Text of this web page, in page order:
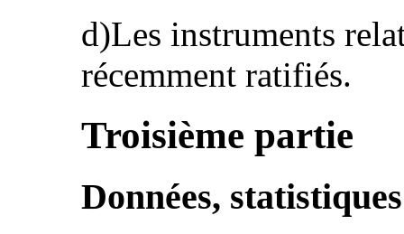
d)Les instruments
récemment ratifiés.
Troisième partie
Données,